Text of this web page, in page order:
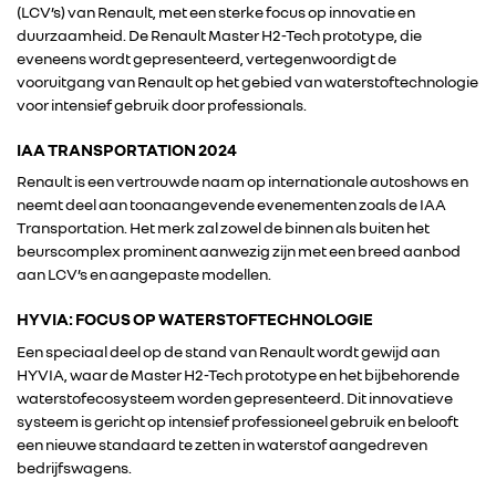
RENAULT
DACIA
(LCV’s) van Renault, met een sterke focus op innovatie en
duurzaamheid. De Renault Master H2-Tech prototype, die
eveneens wordt gepresenteerd, vertegenwoordigt de
vooruitgang van Renault op het gebied van waterstoftechnologie
voor intensief gebruik door professionals.
IAA TRANSPORTATION 2024
Renault is een vertrouwde naam op internationale autoshows en
neemt deel aan toonaangevende evenementen zoals de IAA
Transportation. Het merk zal zowel de binnen als buiten het
beurscomplex prominent aanwezig zijn met een breed aanbod
aan LCV’s en aangepaste modellen.
HYVIA: FOCUS OP WATERSTOFTECHNOLOGIE
Een speciaal deel op de stand van Renault wordt gewijd aan
HYVIA, waar de Master H2-Tech prototype en het bijbehorende
waterstofecosysteem worden gepresenteerd. Dit innovatieve
systeem is gericht op intensief professioneel gebruik en belooft
een nieuwe standaard te zetten in waterstof aangedreven
bedrijfswagens.